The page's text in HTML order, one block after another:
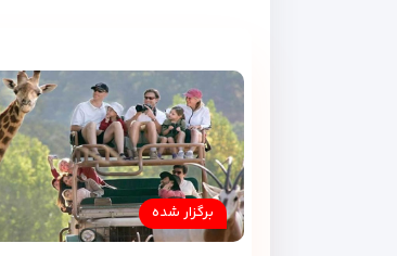
برگزار شده